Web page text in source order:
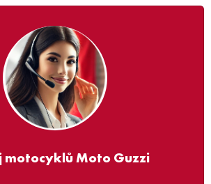
motocyklů Moto Guzzi